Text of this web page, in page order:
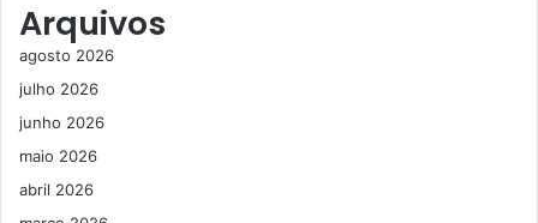
Arquivos
agosto 2026
julho 2026
junho 2026
maio 2026
abril 2026